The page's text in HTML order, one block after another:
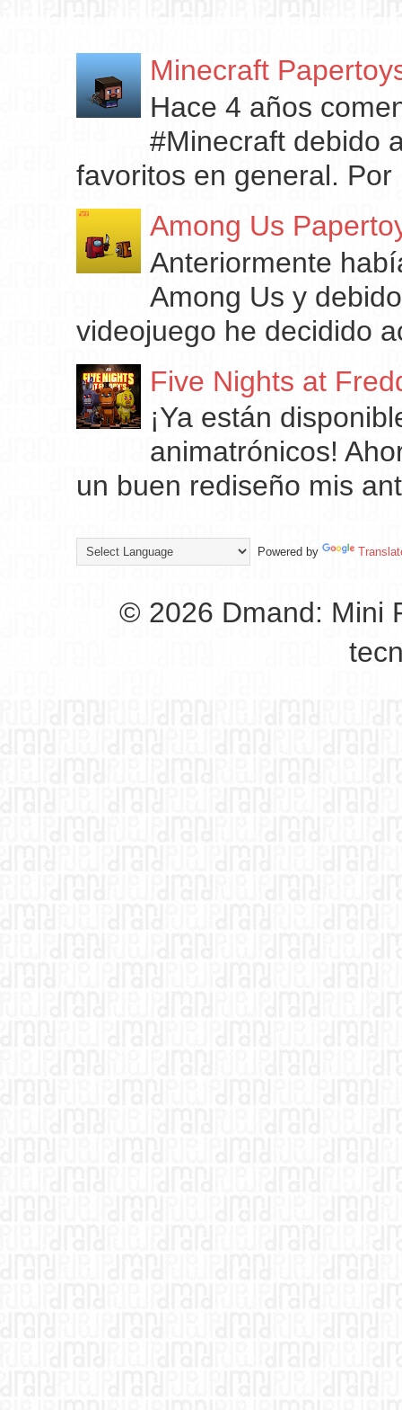
Minecraft
Hace 4 años
#Minecraft debido
favoritos en general.
Among Us
Anteriormente
Among Us y
videojuego he decidido
Five Nights at
¡Ya están
animatrónicos!
un buen rediseño mis
Powered by
© 2026 Dmand: Mini